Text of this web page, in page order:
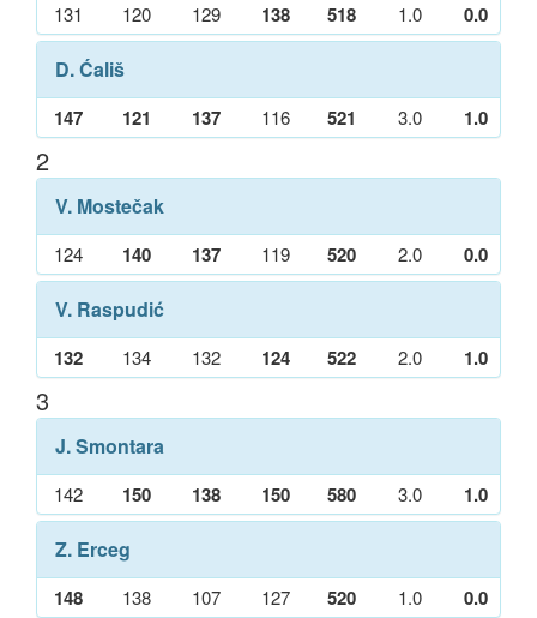
131 120 129 138 518 1.0 0.0
D. Ćališ
147 121 137 116 521 3.0 1.0
2
V. Mostečak
124 140 137 119 520 2.0 0.0
V. Raspudić
132 134 132 124 522 2.0 1.0
3
J. Smontara
142 150 138 150 580 3.0 1.0
Z. Erceg
148 138 107 127 520 1.0 0.0